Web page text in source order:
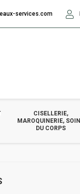
CISELLERIE,
MAROQUINERIE,
DU CORPS
services.com